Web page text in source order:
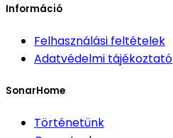
Információ
Felhasználási feltételek
Adatvédelmi tájékoztató
SonarHome
Történetünk